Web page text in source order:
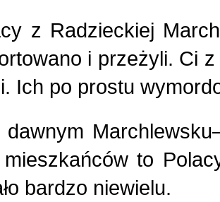
z Radzieckiej
i przeżyli. Ci
Ich po prostu
mieszkańców to
bardzo niewielu.